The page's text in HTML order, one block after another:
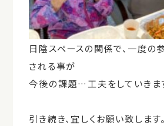
日陰スペースの関係で、一度の
される事が
今後の課題…工夫をしていきま
引き続き、宜しくお願い致します。